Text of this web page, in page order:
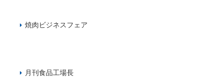
焼肉ビジネスフェア
月刊食品工場長